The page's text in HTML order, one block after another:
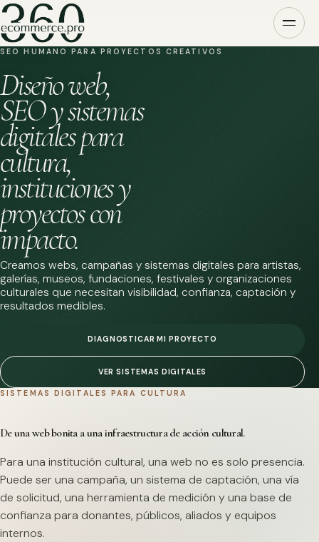
SEO HUMANO PARA PROYECTOS CREATIVOS
Diseño web,
SEO y sistemas
digitales para
cultura,
instituciones y
proyectos con
impacto.
Creamos webs, campañas y sistemas digitales para artistas,
galerías, museos, fundaciones, festivales y organizaciones
culturales que necesitan visibilidad, confianza, captación y
resultados medibles.
DIAGNOSTICAR MI PROYECTO
VER SISTEMAS DIGITALES
SISTEMAS DIGITALES PARA CULTURA
De una web bonita a una infraestructura de acción cultural.
Para una institución cultural, una web no es solo presencia.
Puede ser una campaña, un sistema de captación, una vía
de solicitud, una herramienta de medición y una base de
confianza para donantes, públicos, aliados y equipos
internos.